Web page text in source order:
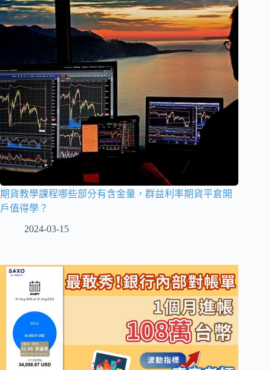
期貨教學課程哪些部分有含金量，群益利率期貨平倉開
戶值得學？
2024-03-15